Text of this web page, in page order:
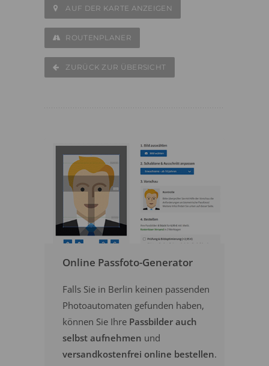
AUF DER KARTE ANZEIGEN
ROUTENPLANER
ZURÜCK ZUR ÜBERSICHT
Online Passfoto-Generator
Falls Sie in Berlin keinen passenden
Photoautomaten gefunden haben,
können Sie Ihre Passbilder auch
selbst aufnehmen und
versandkostenfrei online bestellen.